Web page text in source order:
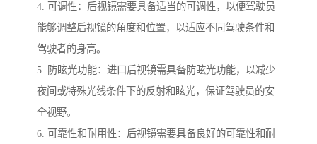
4. 可调性：后视镜需要具备适当的可调性，以便驾驶员
能够调整后视镜的角度和位置，以适应不同驾驶条件和
驾驶者的身高。
5. 防眩光功能：进口后视镜需具备防眩光功能，以减少
夜间或特殊光线条件下的反射和眩光，保证驾驶员的安
全视野。
6. 可靠性和耐用性：后视镜需要具备良好的可靠性和耐